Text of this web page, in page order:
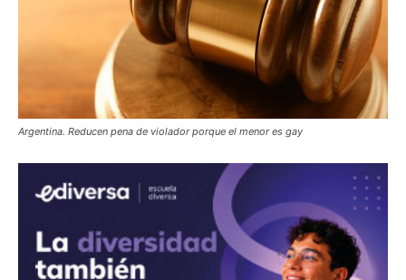
Argentina. Reducen pena de violador porque el menor es gay